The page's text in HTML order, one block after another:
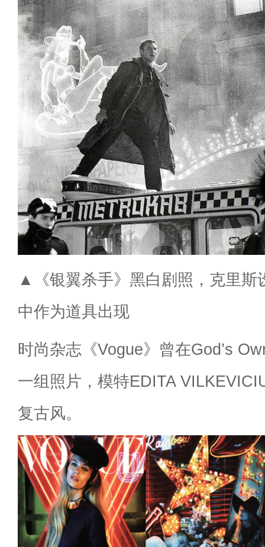
▲《银翼杀手》黑白剧照，克里斯
中作为道具出现
时尚杂志《Vogue》曾在God’s
一组照片，模特EDITA
复古风。